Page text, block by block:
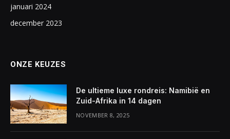
januari 2024
december 2023
ONZE KEUZES
De ultieme luxe rondreis: Namibië en
Zuid-Afrika in 14 dagen
NOVEMBER 8, 2025